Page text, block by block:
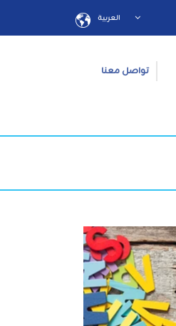
العربية
تواصل معنا